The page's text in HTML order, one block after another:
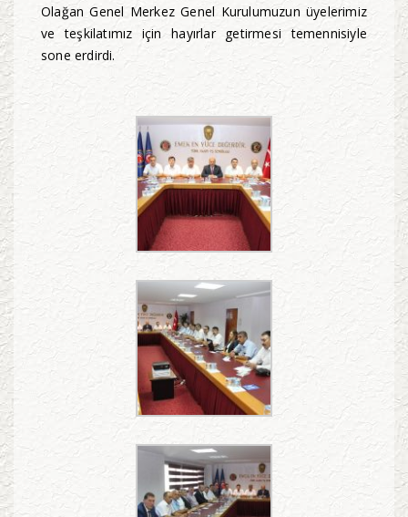
Olağan Genel Merkez Genel Kurulumuzun üyelerimiz
ve teşkilatımız için hayırlar getirmesi temennisiyle
sone erdirdi.